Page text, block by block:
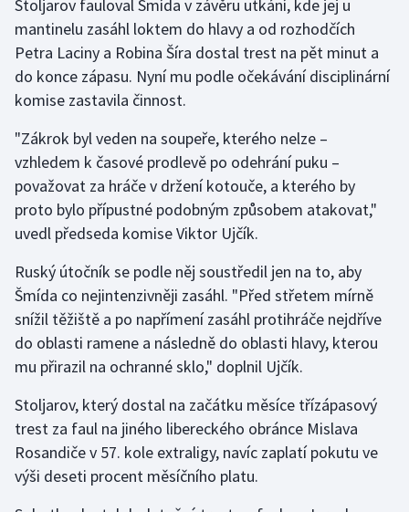
Moderní pětiboj
Motorsport
Olympijské hry
Parasport
Plavání
Plážový volejbal
Ragby
Rychlobruslení
Rychlostní kanoistika
Short track
Sportovní střelba
Stoljarov fauloval Šmída v závěru utkání, kde jej u
mantinelu zasáhl loktem do hlavy a od rozhodčích
Petra Laciny a Robina Šíra dostal trest na pět minut a
do konce zápasu. Nyní mu podle očekávání disciplinární
komise zastavila činnost.
"Zákrok byl veden na soupeře, kterého nelze –⁠
vzhledem k časové prodlevě po odehrání puku –⁠
považovat za hráče v držení kotouče, a kterého by
proto bylo přípustné podobným způsobem atakovat,"
uvedl předseda komise Viktor Ujčík.
Ruský útočník se podle něj soustředil jen na to, aby
Šmída co nejintenzivněji zasáhl. "Před střetem mírně
snížil těžiště a po napřímení zasáhl protihráče nejdříve
do oblasti ramene a následně do oblasti hlavy, kterou
mu přirazil na ochranné sklo," doplnil Ujčík.
Stoljarov, který dostal na začátku měsíce třízápasový
trest za faul na jiného libereckého obránce Mislava
Rosandiče v 57. kole extraligy, navíc zaplatí pokutu ve
výši deseti procent měsíčního platu.